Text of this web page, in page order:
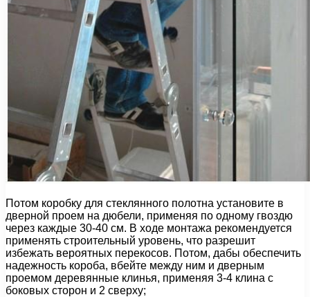
Потом коробку для стеклянного полотна установите в
дверной проем на дюбели, применяя по одному гвоздю
через каждые 30-40 см. В ходе монтажа рекомендуется
применять строительный уровень, что разрешит
избежать вероятных перекосов. Потом, дабы обеспечить
надежность короба, вбейте между ним и дверным
проемом деревянные клинья, применяя 3-4 клина с
боковых сторон и 2 сверху;